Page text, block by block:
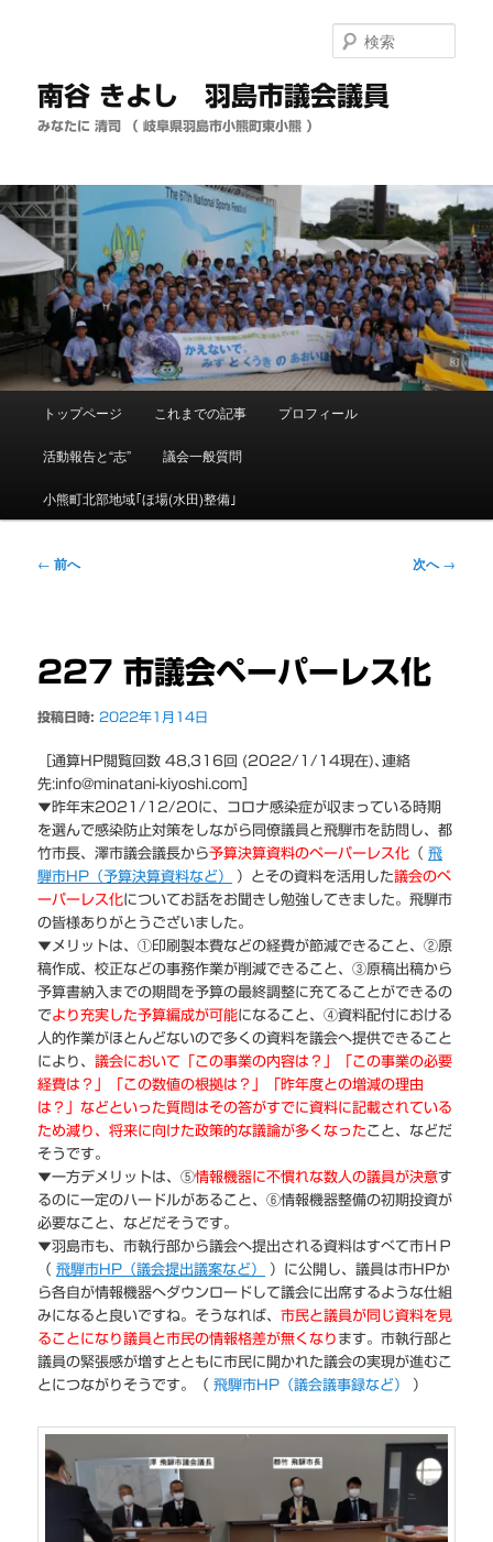
へ
移
南谷 きよし 羽島市議会議員
みなたに 清司 （ 岐阜県羽島市小熊町東小熊 ）
索
ュ
トップページ これまでの記事 プロフィール
活動報告と“志” 議会一般質問
小熊町北部地域｢ほ場(水田)整備｣
投
ー
ョ
← 前へ 次へ→
227 市議会ペーパーレス化
投稿日時: 2022年1月14日
［通算HP閲覧回数 48,316回 (2022/1/14現在)､連絡
先:info@minatani-kiyoshi.com］
▼昨年末2021/12/20に、コロナ感染症が収まっている時期
を選んで感染防止対策をしながら同僚議員と飛騨市を訪問し、都
竹市長、澤市議会議長から予算決算資料のペーパーレス化 （飛
騨市HP（予算決算資料など）
）とその資料を活用した議会のペ
ーパーレス化についてお話をお聞きし勉強してきました。飛騨市
の皆様ありがとうございました。
▼メリットは、①印刷製本費などの経費が節減できること、②原
稿作成、校正などの事務作業が削減できること、③原稿出稿から
予算書納入までの期間を予算の最終調整に充てることができるの
でより充実した予算編成が可能になること、④資料配付における
人的作業がほとんどないので多くの資料を議会へ提供できること
により、議会において「この事業の内容は？」「この事業の必要
経費は？」「この数値の根拠は？」「昨年度との増減の理由
は？」などといった質問はその答がすでに資料に記載されている
ため減り、将来に向けた政策的な議論が多くなったこと、などだ
そうです。
▼一方デメリットは、⑤情報機器に不慣れな数人の議員が決意す
るのに一定のハードルがあること、⑥情報機器整備の初期投資が
必要なこと、などだそうです。
▼羽島市も、市執行部から議会へ提出される資料はすべて市ＨＰ
（飛騨市HP（議会提出議案など）
）に公開し、議員は市HPか
ら各自が情報機器へダウンロードして議会に出席するような仕組
みになると良いですね。そうなれば、市民と議員が同じ資料を見
ることになり議員と市民の情報格差が無くなり ます。市執行部と
議員の緊張感が増すとともに市民に開かれた議会の実現が進むこ
とにつながりそうです。（飛騨市HP（議会議事録など） ）